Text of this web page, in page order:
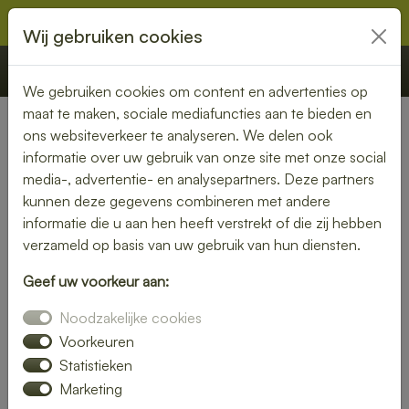
€ 0,00 Offerte Bestellen
Nederland» Baambrugge
Lunch laten bezorgen in
Baambrugge – gemak en
kwaliteit aan je deur
de keuken in? Laat je lunch bezorgen in Baambrugge en
geniet van een smaakvolle maaltijd zonder moeite. Of je nu
kiest voor een vers belegd broodje, een gezonde salade of
een warme maaltijd – wij brengen jouw lunch vers en op tijd
Wij gebruiken cookies
We gebruiken cookies om content en advertenties op
maat te maken, sociale mediafuncties aan te bieden en
ons websiteverkeer te analyseren. We delen ook
informatie over uw gebruik van onze site met onze social
media-, advertentie- en analysepartners. Deze partners
kunnen deze gegevens combineren met andere
informatie die u aan hen heeft verstrekt of die zij hebben
verzameld op basis van uw gebruik van hun diensten.
Geef uw voorkeur aan:
Noodzakelijke cookies
Voorkeuren
Statistieken
Marketing